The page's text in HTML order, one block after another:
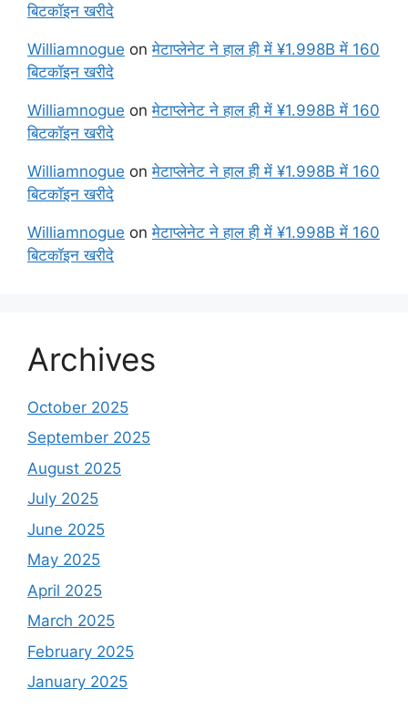
बिटकॉइन खरीदे
Williamnogue onमेटाप्लेनेट ने हाल ही में ¥1.998B में 160
बिटकॉइन खरीदे
Williamnogue onमेटाप्लेनेट ने हाल ही में ¥1.998B में 160
बिटकॉइन खरीदे
Williamnogue onमेटाप्लेनेट ने हाल ही में ¥1.998B में 160
बिटकॉइन खरीदे
Williamnogue onमेटाप्लेनेट ने हाल ही में ¥1.998B में 160
बिटकॉइन खरीदे
Archives
October 2025
September 2025
August 2025
July 2025
June 2025
May 2025
April 2025
March 2025
February 2025
January 2025